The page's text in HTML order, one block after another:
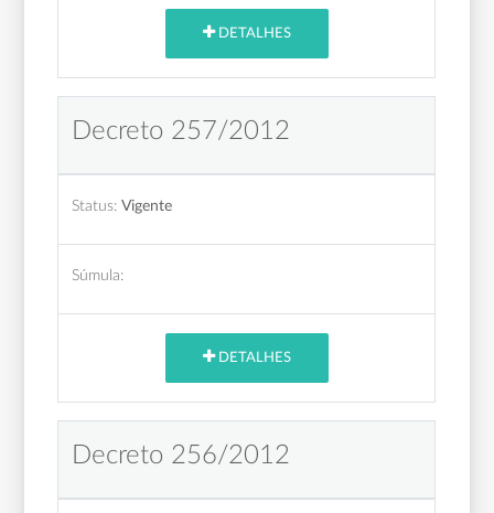
DETALHES
Decreto 257/2012
Status: Vigente
Súmula:
DETALHES
Decreto 256/2012